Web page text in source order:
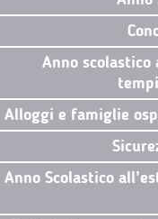
Anno scolastico
Alloggi e famiglie
Anno Scolastico